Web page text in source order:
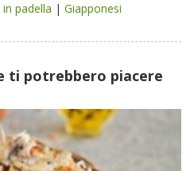
in padella |Giapponesi
ti potrebbero piacere